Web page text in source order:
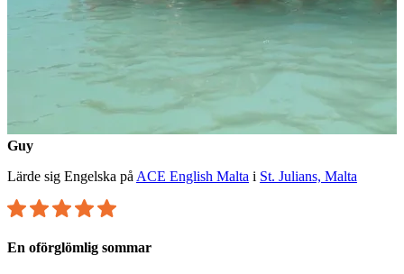
Guy
Lärde sig Engelska på ACE English Malta i St. Julians, Malta
En oförglömlig sommar